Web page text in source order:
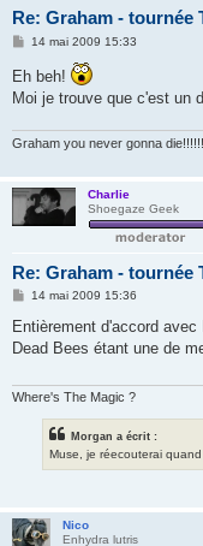
Re: Graham - tournée
M
s
a
14 mai 2009 15:33
Eh beh!
Moi je trouve que c'est un
Graham you never gonna
Charlie
Shoegaze Geek
Re: Graham - tournée
M
s
a
14 mai 2009 15:36
Entièrement d'accord
Dead Bees étant une de
Where's The Magic ?
Morgan a écrit :
Muse, je réecouterai
Nico
Enhydra lutris